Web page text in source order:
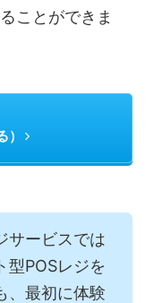
ことができま
サービスでは
型POSレジを
、最初に体験